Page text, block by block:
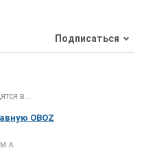
Подписаться
в...
OBOZ